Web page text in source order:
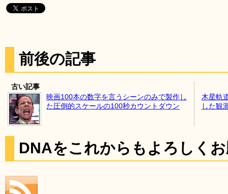
前後の記事
古い記事
映画100本の数字を言うシーンのみで製作し
た圧倒的スケールの100秒カウントダウン
木星軌
した観
DNAをこれからもよろしく